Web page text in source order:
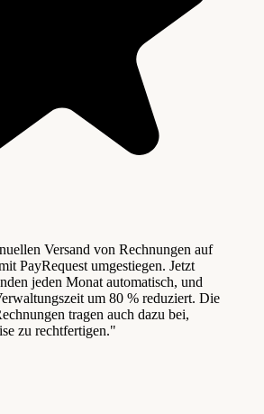
Versand von Rechnungen auf
PayRequest umgestiegen. Jetzt
jeden Monat automatisch, und
um 80 % reduziert. Die
tragen auch dazu bei,
zu rechtfertigen."